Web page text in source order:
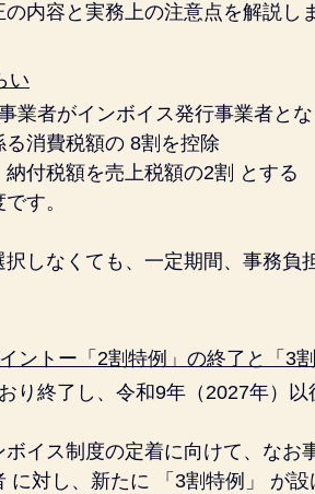
内容と実務上の注意点を解説し
い
業者がインボイス発行事業者とな
消費税額の 8割を控除
付税額を売上税額の2割 とする
す。
しなくても、一定期間、事務負
ントー「2割特例」の終了と「3
り終了し、令和9年（2027年）
イス制度の定着に向けて、なお
に対し、新たに 「3割特例」 が設